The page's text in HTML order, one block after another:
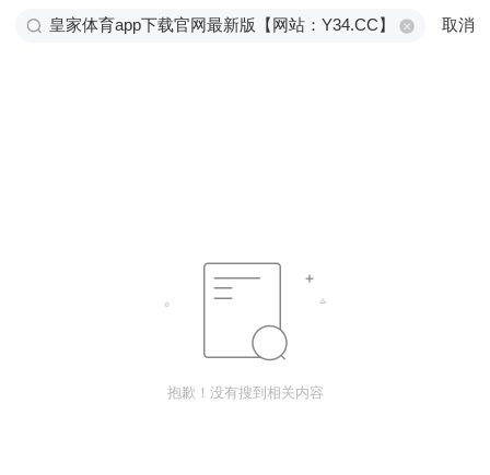
取消
抱歉！没有搜到相关内容